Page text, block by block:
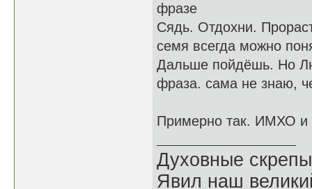
фразе
Сядь. Отдохни.
семя всегда можно
Дальше пойдёшь. Но
фраза. сама не знаю,
Примерно так. ИМХО и
Духовные
Явил наш